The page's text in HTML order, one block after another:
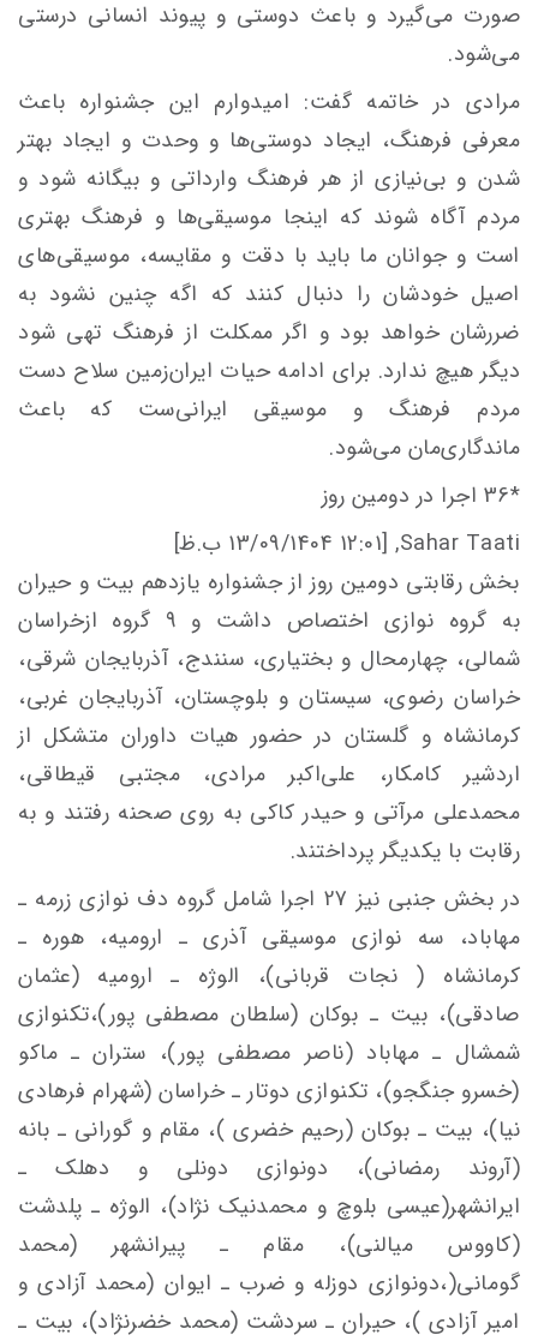
صورت می‌گیرد و باعث دوستی و پیوند انسانی درستی
می‌شود.
مرادی در خاتمه گفت: امیدوارم این جشنواره باعث
معرفی فرهنگ، ایجاد دوستی‌ها و وحدت و ایجاد بهتر
شدن و بی‌نیازی از هر فرهنگ وارداتی و بیگانه شود و
مردم آگاه شوند که اینجا موسیقی‌ها و فرهنگ بهتری
است و جوانان ما باید با دقت و مقایسه‌، موسیقی‌های
اصیل خودشان را دنبال کنند که اگه چنین نشود به
ضررشان خواهد بود و اگر ممکلت از فرهنگ تهی شود
دیگر هیچ ندارد. برای ادامه حیات ایران‌زمین سلاح دست
مردم فرهنگ و موسیقی ایرانی‌ست که باعث
ماندگاری‌مان می‌شود.
*36 اجرا در دومین روز
Sahar Taati, [13/09/1404 12:01 ب.ظ]
بخش رقابتی دومین روز از جشنواره یازدهم بیت و حیران
به گروه نوازی اختصاص داشت و 9 گروه ازخراسان
شمالی، چهارمحال و بختیاری، سنندج، آذربایجان شرقی،
خراسان رضوی، سیستان و بلوچستان، آذربایجان غربی،
کرمانشاه و گلستان در حضور هیات داوران متشکل از
اردشیر کامکار،‌ علی‌اکبر مرادی، مجتبی قیطاقی،
محمدعلی مرآتی و حیدر کاکی به روی صحنه رفتند و به
رقابت با یکدیگر پرداختند.
در بخش جنبی نیز 27 اجرا شامل گروه دف نوازی زرمه ـ
مهاباد، سه نوازی موسیقی آذری ـ ارومیه، هوره ـ
کرمانشاه ( نجات قربانی)، الوژه ـ ارومیه (عثمان
صادقی)، بیت ـ بوکان (سلطان مصطفی پور)،تکنوازی
شمشال ـ مهاباد (ناصر مصطفی پور)، ستران ـ ماکو
(خسرو جنگجو)، تکنوازی دوتار ـ خراسان (شهرام فرهادی
نیا)، بیت ـ بوکان (رحیم خضری )، مقام و گورانی ـ بانه
(آروند رمضانی)، دونوازی دونلی و دهلک ـ
ایرانشهر(عیسی بلوچ و محمدنیک نژاد)، الوژه ـ پلدشت
(کاووس میالنی)، مقام ـ پیرانشهر (محمد
گومانی(،دونوازی دوزله و ضرب ـ ایوان (محمد آزادی و
امیر آزادی )، حیران ـ سردشت (محمد خضرنژاد)، بیت ـ